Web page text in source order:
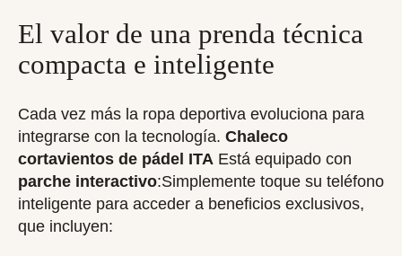
El valor de una prenda técnica
compacta e inteligente
Cada vez más la ropa deportiva evoluciona para
integrarse con la tecnología. Chaleco
cortavientos de pádel ITA Está equipado con
parche interactivo:Simplemente toque su teléfono
inteligente para acceder a beneficios exclusivos,
que incluyen: